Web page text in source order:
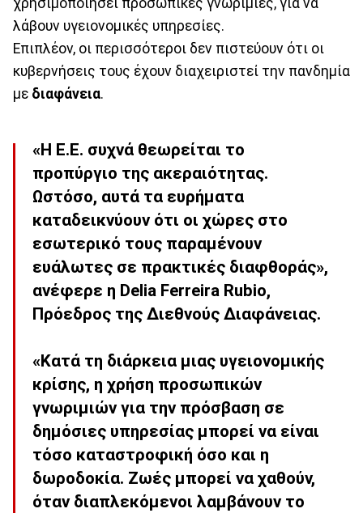
χρησιμοποιήσει προσωπικές γνωριμίες, για να
λάβουν υγειονομικές υπηρεσίες.
Επιπλέον, οι περισσότεροι δεν πιστεύουν ότι οι
κυβερνήσεις τους έχουν διαχειριστεί την πανδημία
με διαφάνεια.
«Η Ε.Ε. συχνά θεωρείται το
προπύργιο της ακεραιότητας.
Ωστόσο, αυτά τα ευρήματα
καταδεικνύουν ότι οι χώρες στο
εσωτερικό τους παραμένουν
ευάλωτες σε πρακτικές διαφθοράς»,
ανέφερε η Delia Ferreira Rubio,
Πρόεδρος της Διεθνούς Διαφάνειας.
«Κατά τη διάρκεια μιας υγειονομικής
κρίσης, η χρήση προσωπικών
γνωριμιών για την πρόσβαση σε
δημόσιες υπηρεσίας μπορεί να είναι
τόσο καταστροφική όσο και η
δωροδοκία. Ζωές μπορεί να χαθούν,
όταν διαπλεκόμενοι λαμβάνουν το